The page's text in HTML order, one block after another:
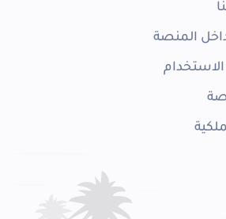
داخل المنصة